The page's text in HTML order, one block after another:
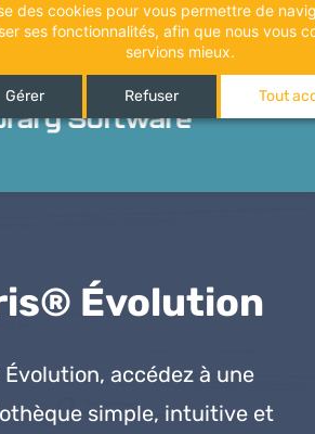
des cookies pour vous permettre de
ses fonctionnalités, afin que nous vous
servions mieux.
Gérer Refuser Tout
Évolution
accédez à une
simple, intuitive et